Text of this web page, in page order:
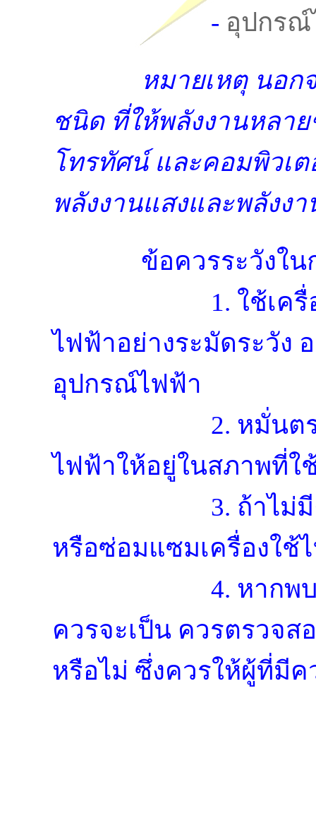
- อุปกรณ์
หมายเหตุ นอกจา
ชนิด ที่ให้พลังงานหลา
โทรทัศน์ และคอมพิวเ
พลังงานแสงและพลังง
ข้อควรระวังในกา
1. ใช้เครื่อ
ไฟฟ้าอย่างระมัดระวัง
อุปกรณ์ไฟฟ้า
2. หมั่นตรว
ไฟฟ้าให้อยู่ในสภาพที่ใ
3. ถ้าไม่มีค
หรือซ่อมแซมเครื่องใช้
4. หากพ
ควรจะเป็น ควรตรวจ
หรือไม่ ซึ่งควรให้ผู้ที่มี